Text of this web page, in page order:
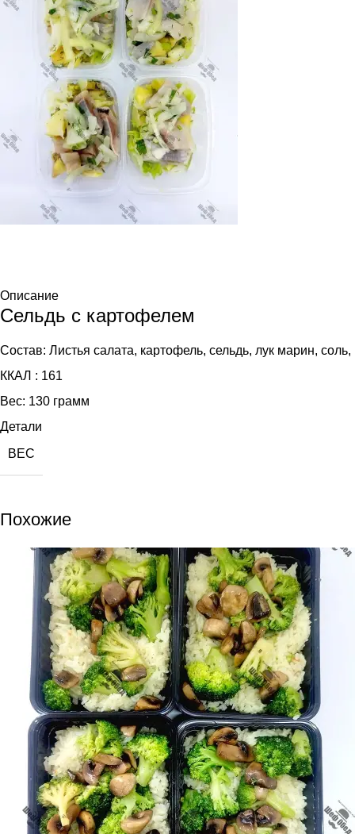
Описание
Сельдь с картофелем
Состав: Листья салата, картофель, сельдь, лук марин, соль,
ККАЛ : 161
Вес: 130 грамм
Детали
ВЕС
Похожие